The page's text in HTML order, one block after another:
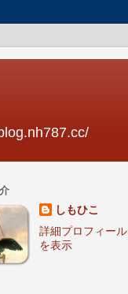
しもひこ
詳細プロフィール
を表示